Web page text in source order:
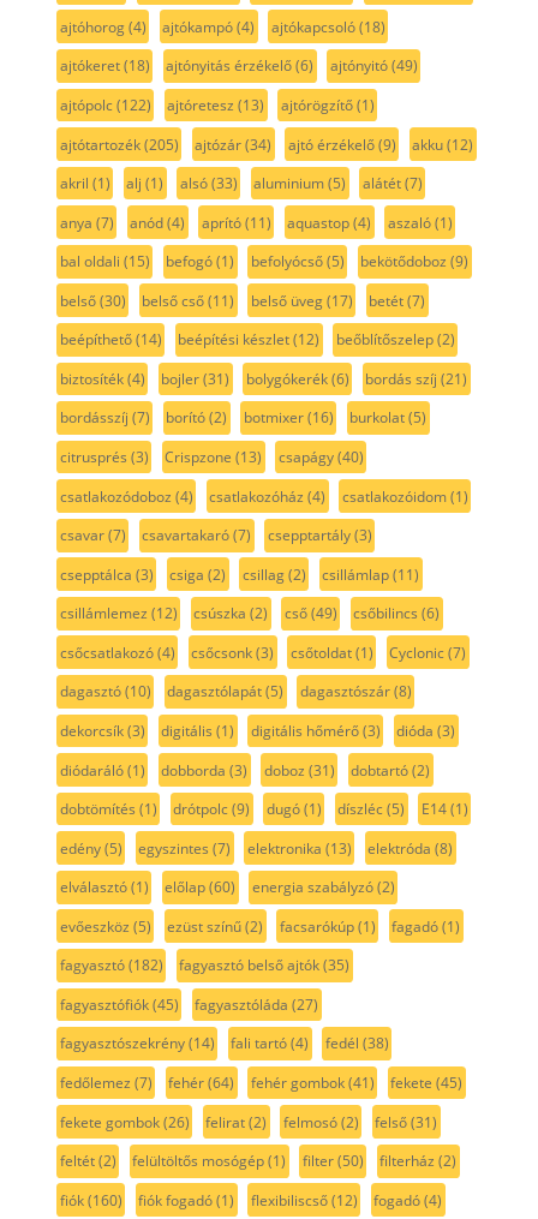
ajtóhorog(4) ajtókampó(4) ajtókapcsoló(18)
ajtókeret(18) ajtónyitás érzékelő(6) ajtónyitó(49)
ajtópolc(122) ajtóretesz (13) ajtórögzítő(1)
ajtótartozék(205) ajtózár(34) ajtó érzékelő(9) akku(12)
akril (1) alj (1) alsó(33) aluminium(5) alátét(7)
anya (7) anód(4) aprító(11) aquastop(4) aszaló(1)
bal oldali (15) befogó(1) befolyócső(5) bekötődoboz (9)
belső(30) belső cső(11) belső üveg(17) betét(7)
beépíthető(14) beépítési készlet(12) beőblítőszelep(2)
biztosíték(4) bojler(31) bolygókerék(6) bordás szíj (21)
bordásszíj (7) borító(2) botmixer(16) burkolat(5)
citrusprés (3) Crispzone (13) csapágy(40)
csatlakozódoboz (4) csatlakozóház (4) csatlakozóidom(1)
csavar(7) csavartakaró(7) csepptartály(3)
csepptálca (3) csiga (2) csillag(2) csillámlap(11)
csillámlemez (12) csúszka (2) cső(49) csőbilincs (6)
csőcsatlakozó(4) csőcsonk(3) csőtoldat(1) Cyclonic(7)
dagasztó(10) dagasztólapát(5) dagasztószár(8)
dekorcsík(3) digitális (1) digitális hőmérő(3) dióda (3)
diódaráló(1) dobborda (3) doboz (31) dobtartó(2)
dobtömítés (1) drótpolc(9) dugó(1) díszléc(5) E14(1)
edény(5) egyszintes (7) elektronika (13) elektróda (8)
elválasztó(1) előlap(60) energia szabályzó(2)
evőeszköz (5) ezüst színű(2) facsarókúp(1) fagadó(1)
fagyasztó(182) fagyasztó belső ajtók(35)
fagyasztófiók(45) fagyasztóláda (27)
fagyasztószekrény(14) fali tartó(4) fedél (38)
fedőlemez (7) fehér(64) fehér gombok(41) fekete (45)
fekete gombok(26) felirat(2) felmosó(2) felső(31)
feltét(2) felültöltős mosógép(1) filter(50) filterház (2)
fiók(160) fiók fogadó(1) flexibiliscső(12) fogadó(4)